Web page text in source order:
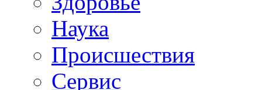
Наука
Происшествия
Сервис